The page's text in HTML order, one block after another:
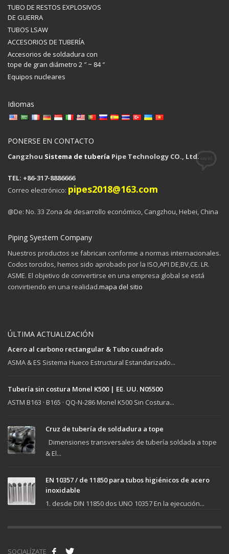
TUBO DE RESTOS EXPLOSIVOS
DE GUERRA
TUBOS LSAW
ACCESORIOS DE TUBERÍA
Accesorios de soldadura con
tope de gran diámetro 2 ″ ~ 84 ″
Equipos nucleares
Idiomas
PONERSE EN CONTACTO
Cangzhou Sistema de tubería Pipe Technology CO., Ltd.
TEL: +86-317-8886666
Correo electrónico: pipes2018@163.com
@De: No. 33 Zona de desarrollo económico, Cangzhou, Hebei, China
Piping Syestem Company
Nuestros productos se fabrican conforme a normas internacionales.
Codos torcidos, hemos sido aprobado por la ISO,API DE,BV,CE. LR.
ASME. El objetivo de convertirse en una empresa global se está
convirtiendo en una realidad.mapa del sitio
ÚLTIMA ACTUALIZACIÓN
Acero al carbono rectangular & Tubo cuadrado
ASMA & ES Sistema Hueco Estructural Estandarizado...
Tubería sin costura Monel K500 | EE. UU. N05500
ASTM B163 · B165 · QQ-N-286 Monel K500 Sin Costura...
Cruz de tubería de soldadura a tope
Dimensiones transversales de tubería soldada a tope
& El...
EN 10357 / de 11850 para tubos higiénicos de acero
inoxidable
1. desde DIN 11850 dos UNO 10357 En la ejecución...
SOCIALÍZATE